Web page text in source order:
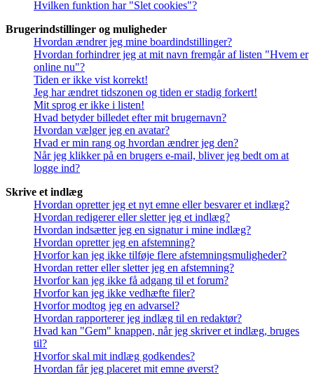
Hvilken funktion har "Slet cookies"?
Brugerindstillinger og muligheder
Hvordan ændrer jeg mine boardindstillinger?
Hvordan forhindrer jeg at mit navn fremgår af listen "Hvem er
online nu"?
Tiden er ikke vist korrekt!
Jeg har ændret tidszonen og tiden er stadig forkert!
Mit sprog er ikke i listen!
Hvad betyder billedet efter mit brugernavn?
Hvordan vælger jeg en avatar?
Hvad er min rang og hvordan ændrer jeg den?
Når jeg klikker på en brugers e-mail, bliver jeg bedt om at
logge ind?
Skrive et indlæg
Hvordan opretter jeg et nyt emne eller besvarer et indlæg?
Hvordan redigerer eller sletter jeg et indlæg?
Hvordan indsætter jeg en signatur i mine indlæg?
Hvordan opretter jeg en afstemning?
Hvorfor kan jeg ikke tilføje flere afstemningsmuligheder?
Hvordan retter eller sletter jeg en afstemning?
Hvorfor kan jeg ikke få adgang til et forum?
Hvorfor kan jeg ikke vedhæfte filer?
Hvorfor modtog jeg en advarsel?
Hvordan rapporterer jeg indlæg til en redaktør?
Hvad kan "Gem" knappen, når jeg skriver et indlæg, bruges
til?
Hvorfor skal mit indlæg godkendes?
Hvordan får jeg placeret mit emne øverst?